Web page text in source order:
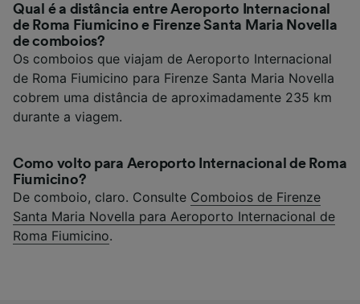
Qual é a distância entre Aeroporto Internacional
de Roma Fiumicino e Firenze Santa Maria Novella
de comboios?
Os comboios que viajam de Aeroporto Internacional
de Roma Fiumicino para Firenze Santa Maria Novella
cobrem uma distância de aproximadamente 235 km
durante a viagem.
Como volto para Aeroporto Internacional de Roma
Fiumicino?
De comboio, claro. Consulte Comboios de Firenze
Santa Maria Novella para Aeroporto Internacional de
Roma Fiumicino.